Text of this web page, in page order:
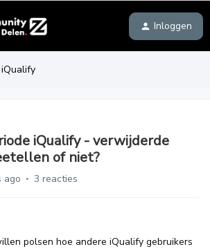
Inloggen
iQualify - verwijderde
of niet?
ago 3 reacties
polsen hoe andere iQualify gebruikers